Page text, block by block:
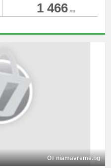
1 466 лв
От niamavreme.bg